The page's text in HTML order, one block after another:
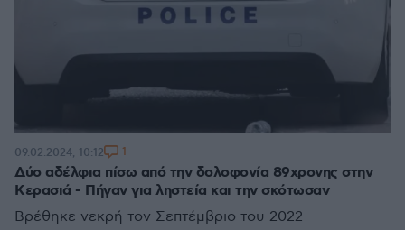
Δύο αδέλφια πίσω από την δολοφονία 89χρονης στην
Κερασιά - Πήγαν για ληστεία και την σκότωσαν
Βρέθηκε νεκρή τον Σεπτέμβριο του 2022
09.02.2024, 10:12 1